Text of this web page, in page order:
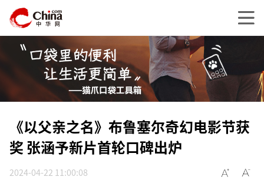
《以父亲之名》布鲁塞尔奇幻电影节获
奖 张涵予新片首轮口碑出炉
2024-04-22 11:00:08